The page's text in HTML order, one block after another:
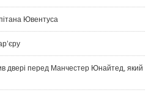
Ювентуса
двері перед Манчестер Юнайтед, який